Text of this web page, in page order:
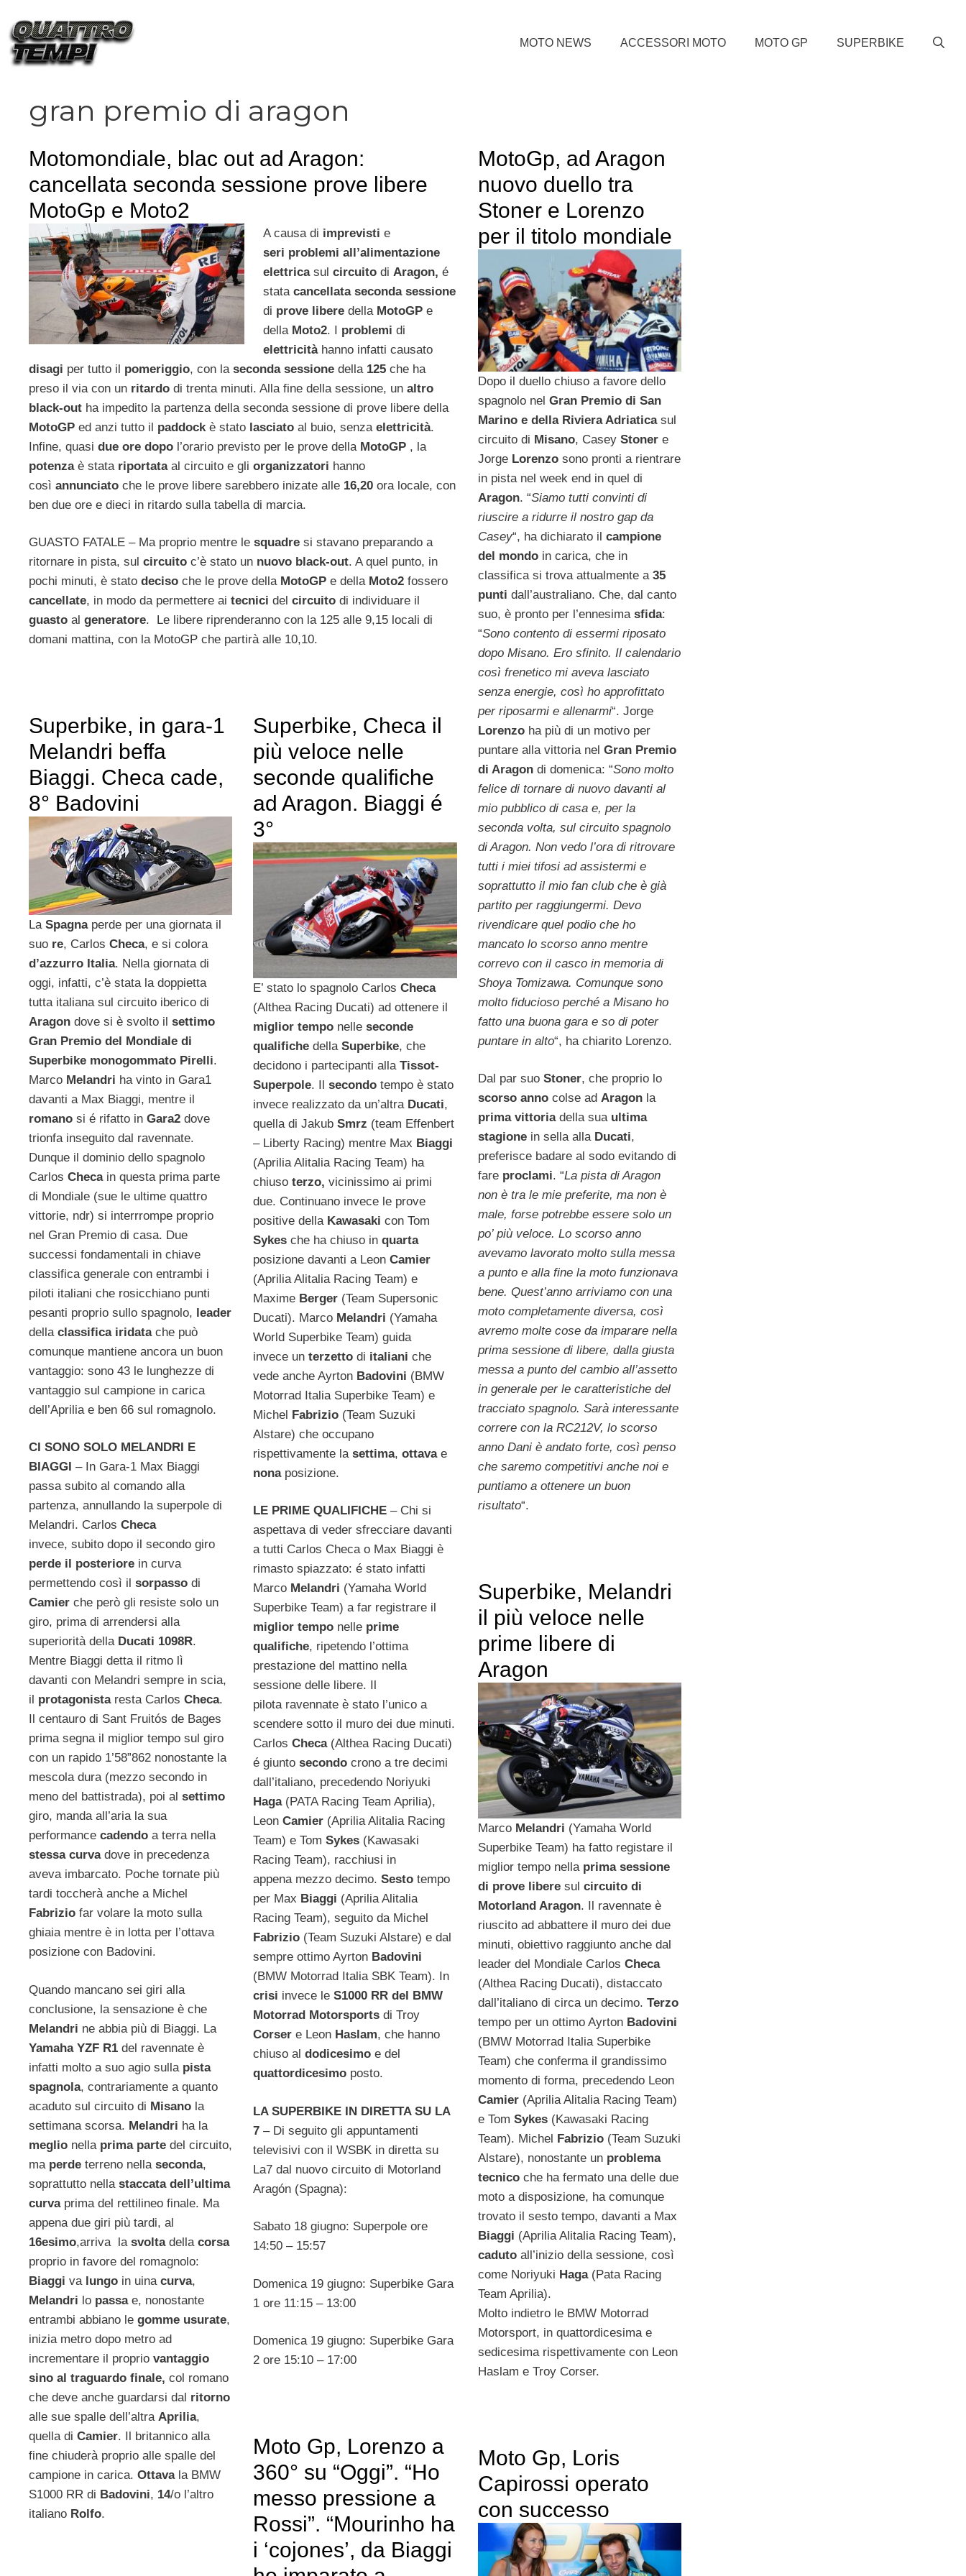
contenuto
MOTO NEWS ACCESSORI MOTO MOTO GP SUPERBIKE
gran premio di aragon
Motomondiale, blac out ad Aragon:
cancellata seconda sessione prove libere
MotoGp e Moto2
A causa di imprevisti e
seri problemi all’alimentazione
elettricasul circuitodi Aragon, é
stata cancellata seconda sessione
di prove liberedella MotoGPe
della Moto2. I problemi di
elettricitàhanno infatti causato
disagi per tutto il pomeriggio, con la seconda sessione della 125 che ha
preso il via con un ritardo di trenta minuti. Alla fine della sessione, un altro
black-out ha impedito la partenza della seconda sessione di prove libere della
MotoGP ed anzi tutto il paddock è stato lasciato al buio, senza elettricità.
Infine, quasi due ore dopo l’orario previsto per le prove della MotoGP , la
potenzaè stata riportataal circuito e gli organizzatori hanno
così annunciato che le prove libere sarebbero inizate alle 16,20 ora locale, con
ben due ore e dieci in ritardo sulla tabella di marcia.
GUASTO FATALE – Ma proprio mentre le squadre si stavano preparando a
ritornare in pista, sul circuito c’è stato un nuovo black-out. A quel punto, in
pochi minuti, è stato deciso che le prove della MotoGP e della Moto2 fossero
cancellate, in modo da permettere ai tecnici del circuito di individuare il
guasto al generatore. Le libere riprenderanno con la 125 alle 9,15 locali di
domani mattina, con la MotoGP che partirà alle 10,10.
MotoGp, ad Aragon
nuovo duello tra
Stoner e Lorenzo
per il titolo mondiale
Dopo il duello chiuso a favore dello
spagnolo nel Gran Premio di San
Marino e della Riviera Adriaticasul
circuito di Misano, Casey Stonere
Jorge Lorenzosono pronti a rientrare
in pista nel week end in quel di
Aragon. “Siamo tutti convinti di
riuscire a ridurre il nostro gap da
Casey“, ha dichiarato il campione
del mondoin carica, che in
classifica si trova attualmente a 35
punti dall’australiano. Che, dal canto
suo, è pronto per l’ennesima sfida:
“Sono contento di essermi riposato
dopo Misano. Ero sfinito. Il calendario
così frenetico mi aveva lasciato
senza energie, così ho approfittato
per riposarmi e allenarmi“. Jorge
Lorenzoha più di un motivo per
puntare alla vittoria nel Gran Premio
di Aragondi domenica: “Sono molto
felice di tornare di nuovo davanti al
mio pubblico di casa e, per la
seconda volta, sul circuito spagnolo
di Aragon. Non vedo l’ora di ritrovare
tutti i miei tifosi ad assistermi e
soprattutto il mio fan club che è già
partito per raggiungermi. Devo
rivendicare quel podio che ho
mancato lo scorso anno mentre
correvo con il casco in memoria di
Shoya Tomizawa. Comunque sono
molto fiducioso perché a Misano ho
fatto una buona gara e so di poter
puntare in alto“, ha chiarito Lorenzo.
Dal par suo Stoner, che proprio lo
scorso annocolse ad Aragonla
prima vittoriadella sua ultima
stagionein sella alla Ducati,
preferisce badare al sodo evitando di
fare proclami. “La pista di Aragon
non è tra le mie preferite, ma non è
male, forse potrebbe essere solo un
po’ più veloce. Lo scorso anno
avevamo lavorato molto sulla messa
a punto e alla fine la moto funzionava
bene. Quest’anno arriviamo con una
moto completamente diversa, così
avremo molte cose da imparare nella
prima sessione di libere, dalla giusta
messa a punto del cambio all’assetto
in generale per le caratteristiche del
tracciato spagnolo. Sarà interessante
correre con la RC212V, lo scorso
anno Dani è andato forte, così penso
che saremo competitivi anche noi e
puntiamo a ottenere un buon
risultato“.
Superbike, in gara-1
Melandri beffa
Biaggi. Checa cade,
8° Badovini
La Spagnaperde per una giornata il
suo re, Carlos Checa, e si colora
d’azzurro Italia. Nella giornata di
oggi, infatti, c’è stata la doppietta
tutta italiana sul circuito iberico di
Aragon dove si è svolto il settimo
Gran Premio del Mondiale di
Superbike monogommato Pirelli.
Marco Melandri ha vinto in Gara1
davanti a Max Biaggi, mentre il
romano si é rifatto in Gara2 dove
trionfa inseguito dal ravennate.
Dunque il dominio dello spagnolo
Carlos Checain questa prima parte
di Mondiale (sue le ultime quattro
vittorie, ndr) si interrrompe proprio
nel Gran Premio di casa. Due
successi fondamentali in chiave
classifica generale con entrambi i
piloti italiani che rosicchiano punti
pesanti proprio sullo spagnolo, leader
della classifica iridatache può
comunque mantiene ancora un buon
vantaggio: sono 43 le lunghezze di
vantaggio sul campione in carica
dell’Aprilia e ben 66 sul romagnolo.
CI SONO SOLO MELANDRI E
BIAGGI – In Gara-1 Max Biaggi
passa subito al comando alla
partenza, annullando la superpole di
Melandri. Carlos Checa
invece, subito dopo il secondo giro
perde il posteriore in curva
permettendo così il sorpasso di
Camier che però gli resiste solo un
giro, prima di arrendersi alla
superiorità della Ducati 1098R.
Mentre Biaggi detta il ritmo lì
davanti con Melandri sempre in scia,
il protagonistaresta Carlos Checa.
Il centauro di Sant Fruitós de Bages
prima segna il miglior tempo sul giro
con un rapido 1’58”862 nonostante la
mescola dura (mezzo secondo in
meno del battistrada), poi al settimo
giro, manda all’aria la sua
performance cadendo a terra nella
stessa curvadove in precedenza
aveva imbarcato. Poche tornate più
tardi toccherà anche a Michel
Fabrizio far volare la moto sulla
ghiaia mentre è in lotta per l’ottava
posizione con Badovini.
Quando mancano sei giri alla
conclusione, la sensazione è che
Melandri ne abbia più di Biaggi. La
Yamaha YZF R1 del ravennate è
infatti molto a suo agio sulla pista
spagnola, contrariamente a quanto
acaduto sul circuito di Misano la
settimana scorsa. Melandri ha la
meglio nella prima parte del circuito,
ma perde terreno nella seconda,
soprattutto nella staccata dell’ultima
curvaprima del rettilineo finale. Ma
appena due giri più tardi, al
16esimo,arriva la svoltadella corsa
proprio in favore del romagnolo:
Biaggi va lungo in uina curva,
Melandri lo passae, nonostante
entrambi abbiano le gomme usurate,
inizia metro dopo metro ad
incrementare il proprio vantaggio
sino al traguardo finale, col romano
che deve anche guardarsi dal ritorno
alle sue spalle dell’altra Aprilia,
quella di Camier. Il britannico alla
fine chiuderà proprio alle spalle del
campione in carica. Ottavala BMW
S1000 RR di Badovini, 14/o l’altro
italiano Rolfo.
Superbike, Checa il
più veloce nelle
seconde qualifiche
ad Aragon. Biaggi é
3°
E’ stato lo spagnolo CarlosCheca
(Althea Racing Ducati) ad ottenere il
miglior tempo nelleseconde
qualifiche dellaSuperbike, che
decidono i partecipanti allaTissot-
Superpole. Ilsecondo tempo è stato
invece realizzato da un’altra Ducati,
quella di JakubSmrz (team Effenbert
– Liberty Racing) mentre Max Biaggi
(Aprilia Alitalia Racing Team) ha
chiusoterzo,vicinissimo ai primi
due. Continuano invece le prove
positive della Kawasaki con Tom
Sykes che ha chiuso inquarta
posizione davanti a LeonCamier
(Aprilia Alitalia Racing Team) e
Maxime Berger (Team Supersonic
Ducati). Marco Melandri (Yamaha
World Superbike Team) guida
invece unterzetto di italiani che
vede anche Ayrton Badovini (BMW
Motorrad Italia Superbike Team) e
Michel Fabrizio (Team Suzuki
Alstare) che occupano
rispettivamente lasettima,ottavae
nonaposizione.
LE PRIME QUALIFICHE – Chi si
aspettava di veder sfrecciare davanti
a tutti Carlos Checa o Max Biaggi è
rimasto spiazzato: é stato infatti
Marco Melandri (Yamaha World
Superbike Team) a far registrare il
miglior tempo nelle prime
qualifiche, ripetendo l’ottima
prestazione del mattino nella
sessione delle libere. Il
pilota ravennate è stato l’unico a
scendere sotto il muro dei due minuti.
CarlosCheca(Althea Racing Ducati)
é giuntosecondo crono a tre decimi
dall’italiano, precedendo Noriyuki
Haga(PATA Racing Team Aprilia),
LeonCamier (Aprilia Alitalia Racing
Team) e TomSykes (Kawasaki
Racing Team), racchiusi in
appena mezzo decimo.Sesto tempo
per Max Biaggi (Aprilia Alitalia
Racing Team), seguito da Michel
Fabrizio (Team Suzuki Alstare) e dal
sempre ottimo Ayrton Badovini
(BMW Motorrad Italia SBK Team). In
crisi invece leS1000 RR del BMW
Motorrad Motorsports di Troy
Corser e Leon Haslam, che hanno
chiuso aldodicesimo e del
quattordicesimo posto.
LA SUPERBIKE IN DIRETTA SU LA
7 – Di seguito gli appuntamenti
televisivi con il WSBK in diretta su
La7 dal nuovo circuito di Motorland
Aragón (Spagna):
Sabato 18 giugno: Superpole ore
14:50 – 15:57
Domenica 19 giugno: Superbike Gara
1 ore 11:15 – 13:00
Domenica 19 giugno: Superbike Gara
2 ore 15:10 – 17:00
Superbike, Melandri
il più veloce nelle
prime libere di
Aragon
Marco Melandri (Yamaha World
Superbike Team) ha fatto registare il
miglior tempo nellaprima sessione
di prove liberesul circuito di
Motorland Aragon. Il ravennate è
riuscito ad abbattere il muro dei due
minuti, obiettivo raggiunto anche dal
leader del Mondiale Carlos Checa
(Althea Racing Ducati), distaccato
dall’italiano di circa un decimo. Terzo
tempo per un ottimo Ayrton Badovini
(BMW Motorrad Italia Superbike
Team) che conferma il grandissimo
momento di forma, precedendo Leon
Camier(Aprilia Alitalia Racing Team)
e Tom Sykes(Kawasaki Racing
Team). Michel Fabrizio(Team Suzuki
Alstare), nonostante un problema
tecnicoche ha fermato una delle due
moto a disposizione, ha comunque
trovato il sesto tempo, davanti a Max
Biaggi (Aprilia Alitalia Racing Team),
cadutoall’inizio della sessione, così
come Noriyuki Haga(Pata Racing
Team Aprilia).
Molto indietro le BMW Motorrad
Motorsport, in quattordicesima e
sedicesima rispettivamente con Leon
Haslam e Troy Corser.
Moto Gp, Lorenzo a
360° su “Oggi”. “Ho
messo pressione a
Rossi”. “Mourinho ha
i ‘cojones’, da Biaggi
Moto Gp, Loris
Capirossi operato
con successo